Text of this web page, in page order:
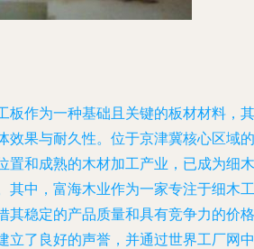
板作为一种基础且关键的板材材料，其
效果与耐久性。位于京津冀核心区域的
置和成熟的木材加工产业，已成为细木
其中，富海木业作为一家专注于细木工
其稳定的产品质量和具有竞争力的价格
立了良好的声誉，并通过世界工厂网中